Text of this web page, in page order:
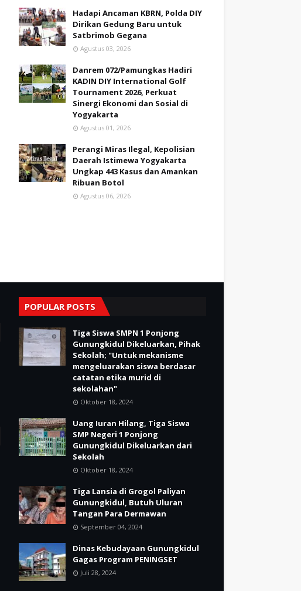
Hadapi Ancaman KBRN, Polda DIY
Dirikan Gedung Baru untuk
Satbrimob Gegana
Agustus 03, 2026
Danrem 072/Pamungkas Hadiri
KADIN DIY International Golf
Tournament 2026, Perkuat
Sinergi Ekonomi dan Sosial di
Yogyakarta
Agustus 01, 2026
Perangi Miras Ilegal, Kepolisian
Daerah Istimewa Yogyakarta
Ungkap 443 Kasus dan Amankan
Ribuan Botol
Agustus 06, 2026
POPULAR POSTS
Tiga Siswa SMPN 1 Ponjong
Gunungkidul Dikeluarkan, Pihak
Sekolah; "Untuk mekanisme
mengeluarakan siswa berdasar
catatan etika murid di
sekolahan"
Oktober 18, 2024
Uang Iuran Hilang, Tiga Siswa
SMP Negeri 1 Ponjong
Gunungkidul Dikeluarkan dari
Sekolah
Oktober 18, 2024
Tiga Lansia di Grogol Paliyan
Gunungkidul, Butuh Uluran
Tangan Para Dermawan
September 04, 2024
Dinas Kebudayaan Gunungkidul
Gagas Program PENINGSET
Juli 28, 2024